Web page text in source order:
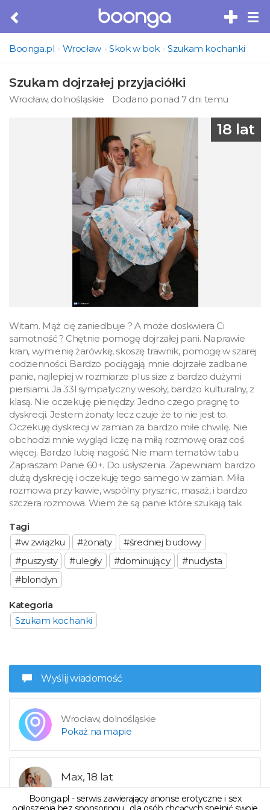
Boonga.pl - serwis zawierający anonse erotyczne i sex
Boonga.pl
Wrocław Skok w bok Szukam kochanki
Szukam dojrzałej przyjaciółki
Wrocław, dolnośląskie Dodano ponad 7 dni temu
18 lat
Witam. Mąż cię zaniedbuje ? A może doskwiera Ci
samotność ? Chętnie pomogę dojrzałej pani. Naprawie
kran, wymienię żarówkę, skoszę trawnik, pomogę w szarej
codzienności. Bardzo pociągają mnie dojrzałe zadbane
panie, najlepiej w rozmiarze plus size z bardzo dużymi
piersiami. Ja 33l sympatyczny wesoły, bardzo kulturalny, z
klasą. Nie oczekuję pieniędzy. Jedno czego pragnę to
dyskrecji. Jestem żonaty lecz czuje że to nie jest to.
Oczekuję dyskrecji w zamian za bardzo miłe chwilę. Nie
obchodzi mnie wygląd liczę na miłą rozmowę oraz coś
więcej. Bardzo lubię nagość. Nie mam tematów tabu.
Zapraszam Panie 60+. Do usłyszenia. Zapewniam bardzo
dużą dyskrecję i oczekuję tego samego w zamian. Miła
rozmowa przy kawie, wspólny prysznic, masaż, i bardzo
szczera rozmowa. Wiem że są panie które szukają tak
Tagi
#w związku
#żonaty
#średniej budowy
#puszysty
#uległy #dominujący
#nudysta
#blondyn
Kategoria
Szukam kochanki
Wyślij wiadomość
Wrocław, dolnośląskie
Pokaż na mapie
Max, 18 lat
Dodaj do obserwowanych